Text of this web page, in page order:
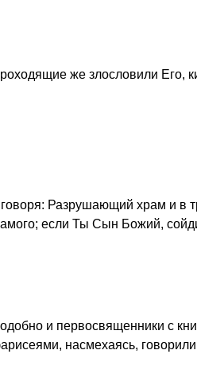
же злословили Его,
Разрушающий храм и в
если Ты Сын Божий,
и первосвященники с
насмехаясь,